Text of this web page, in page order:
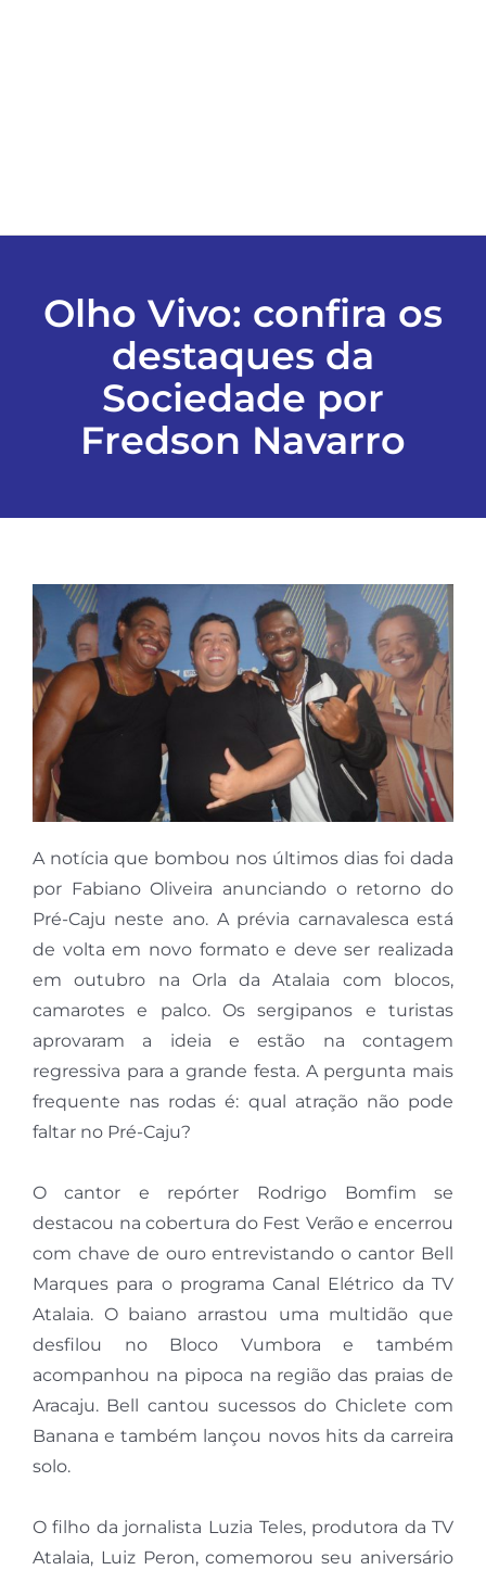
FALE CONOSCO
EDIÇÕES EM PDF
Olho Vivo: confira os
destaques da
Sociedade por
Fredson Navarro
A notícia que bombou nos últimos dias foi dada
por Fabiano Oliveira anunciando o retorno do
Pré-Caju neste ano. A prévia carnavalesca está
de volta em novo formato e deve ser realizada
em outubro na Orla da Atalaia com blocos,
camarotes e palco. Os sergipanos e turistas
aprovaram a ideia e estão na contagem
regressiva para a grande festa. A pergunta mais
frequente nas rodas é: qual atração não pode
faltar no Pré-Caju?
O cantor e repórter Rodrigo Bomfim se
destacou na cobertura do Fest Verão e encerrou
com chave de ouro entrevistando o cantor Bell
Marques para o programa Canal Elétrico da TV
Atalaia. O baiano arrastou uma multidão que
desfilou no Bloco Vumbora e também
acompanhou na pipoca na região das praias de
Aracaju. Bell cantou sucessos do Chiclete com
Banana e também lançou novos hits da carreira
solo.
O filho da jornalista Luzia Teles, produtora da TV
Atalaia, Luiz Peron, comemorou seu aniversário